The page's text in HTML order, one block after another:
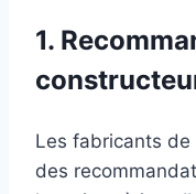
1.
Les fabricants
des